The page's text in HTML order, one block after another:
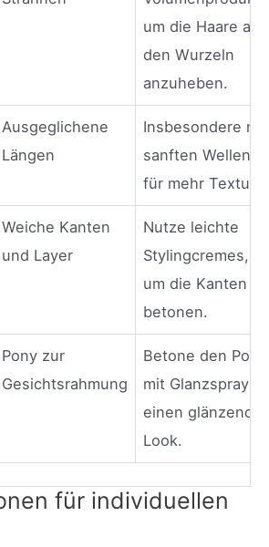
um die Haare an
den Wurzeln
anzuheben.
Ausgeglichene
Längen
Insbesondere mit
sanften Wellen
für mehr Textur.
Weiche Kanten
und Layer
Nutze leichte
Stylingcremes,
um die Kanten zu
betonen.
Pony zur
Gesichtsrahmung
Betone den Pony
mit Glanzspray
einen
Look.
für individuellen